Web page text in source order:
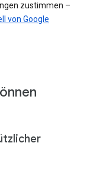
zustimmen –
von Google